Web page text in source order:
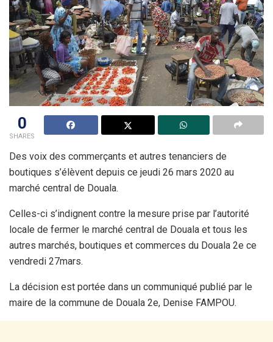
0
SHARES
Des voix des commerçants et autres tenanciers de
boutiques s’élèvent depuis ce jeudi 26 mars 2020 au
marché central de Douala.
Celles-ci s’indignent contre la mesure prise par l’autorité
locale de fermer le marché central de Douala et tous les
autres marchés, boutiques et commerces du Douala 2e ce
vendredi 27mars.
La décision est portée dans un communiqué publié par le
maire de la commune de Douala 2e, Denise FAMPOU.